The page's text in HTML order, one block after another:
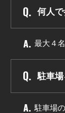
何人
最大４
駐車
駐車場